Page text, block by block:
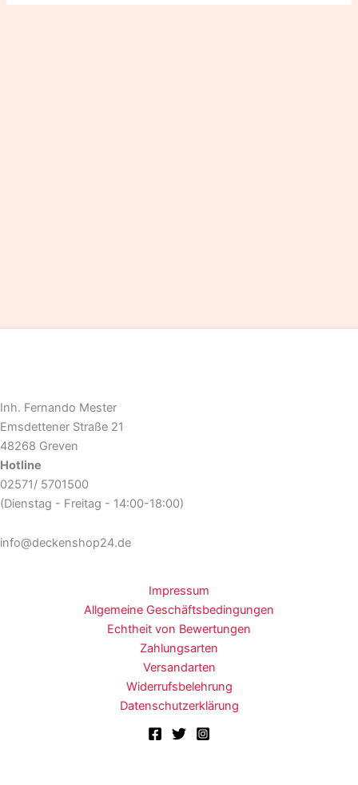
Inh. Fernando Mester
Emsdettener Straße 21
48268 Greven
Hotline
02571/ 5701500
(Dienstag - Freitag - 14:00-18:00)
info@deckenshop24.de
Impressum
Allgemeine Geschäftsbedingungen
Echtheit von Bewertungen
Zahlungsarten
Versandarten
Widerrufsbelehrung
Datenschutzerklärung